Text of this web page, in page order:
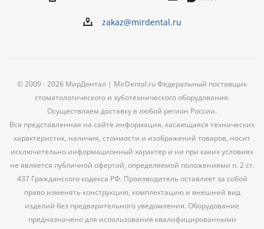
zakaz@mirdental.ru
© 2009 - 2026 МирДентал | MirDental.ru Федеральный поставщик
стоматологического и зуботехнического оборудования.
Осуществляем доставку в любой регион России.
Вся представленная на сайте информация, касающаяся технических
характеристик, наличия, стоимости и изображений товаров, носит
исключительно информационный характер и ни при каких условиях
не является публичной офертой, определяемой положениями п. 2 ст.
437 Гражданского кодекса РФ. Производитель оставляет за собой
право изменять конструкцию, комплектацию и внешний вид
изделий без предварительного уведомления. Оборудование
предназначено для использования квалифицированными